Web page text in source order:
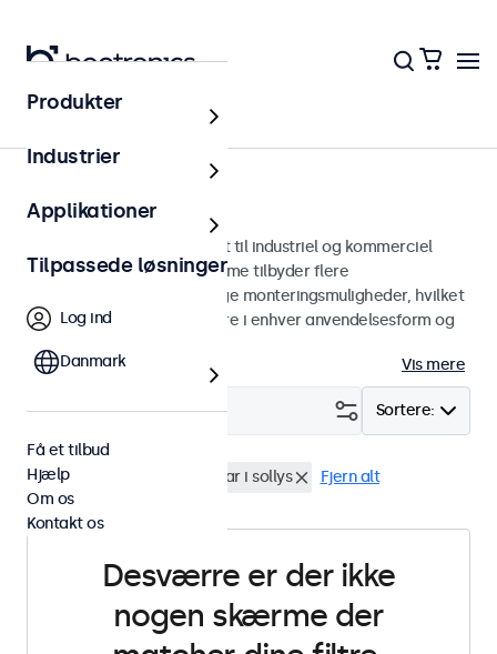
Skærme
8-tommer skærme
8 tommer skærme designet til industriel og kommerciel
brug. Vores 8-tommer skærme tilbyder flere
billedforbindelser og alsidige monteringsmuligheder, hvilket
gør dem nemme at integrere i enhver anvendelsesform og
Vis mere
Sortere:
Filter (0)
8 tommer skaerme Læsbar i sollys Fjern alt
Desværre er der ikke
nogen skærme der
Produkter
Industrier
Applikationer
Tilpassede løsninger
Log ind
Danmark
Få et tilbud
Hjælp
Om os
Kontakt os